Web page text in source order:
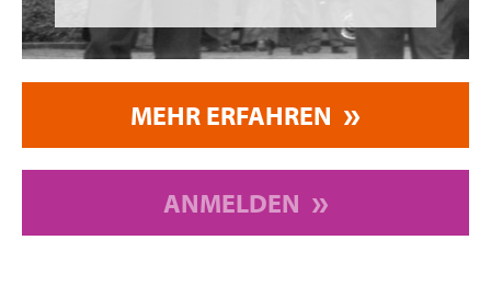
MEHR ERFAHREN
ANMELDEN